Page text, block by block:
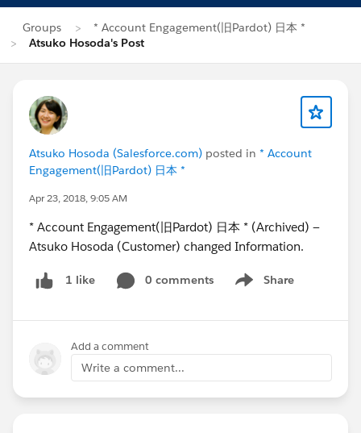
Groups
* Account Engagement(旧Pardot) 日本 *
Atsuko Hosoda's Post
Atsuko Hosoda (Salesforce.com) posted in * Account
Engagement(旧Pardot) 日本 *
Apr 23, 2018, 9:05 AM
* Account Engagement(旧Pardot) 日本 * (Archived) —
Atsuko Hosoda (Customer) changed Information.
1 like 0 comments Share
Show menu
Add a comment
Write a comment...